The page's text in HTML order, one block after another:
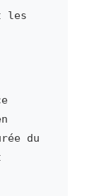
les
du